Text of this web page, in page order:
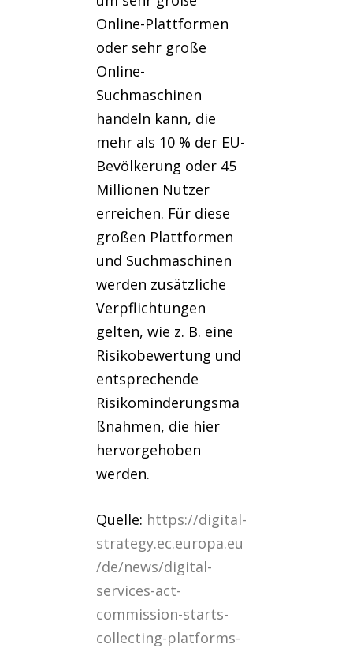
Online-Plattformen
oder sehr große
Online-
Suchmaschinen
handeln kann, die
mehr als 10 % der EU-
Bevölkerung oder 45
Millionen Nutzer
erreichen. Für diese
großen Plattformen
und Suchmaschinen
werden zusätzliche
Verpflichtungen
gelten, wie z. B. eine
Risikobewertung und
entsprechende
Risikominderungsma
ßnahmen, die hier
hervorgehoben
werden.
Quelle: https://digital-
strategy.ec.europa.eu
/de/news/digital-
services-act-
commission-starts-
collecting-platforms-